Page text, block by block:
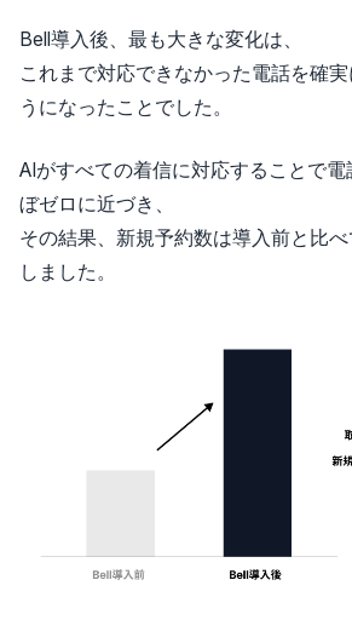
Bell導入後、最も大きな変化は、
これまで対応できなかった電話を確
うになったことでした。
AIがすべての着信に対応することで
ぼゼロに近づき、
その結果、新規予約数は導入前と比べ
しました。